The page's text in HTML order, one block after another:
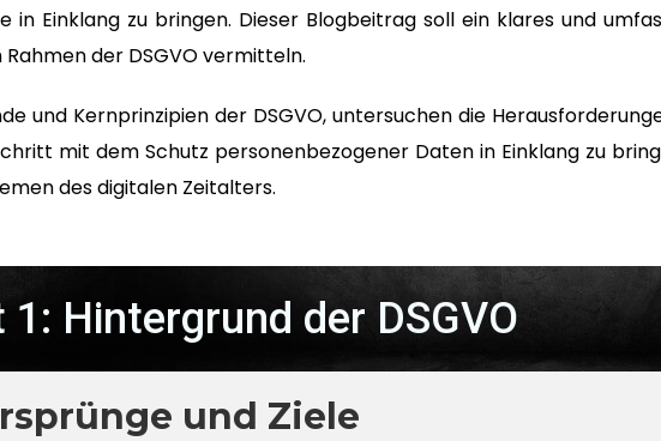
Einklang zu bringen. Dieser Blogbeitrag soll ein klares und
der DSGVO vermitteln.
und Kernprinzipien der DSGVO, untersuchen die
mit dem Schutz personenbezogener Daten in Einklang zu
des digitalen Zeitalters.
Hintergrund der DSGVO
und Ziele